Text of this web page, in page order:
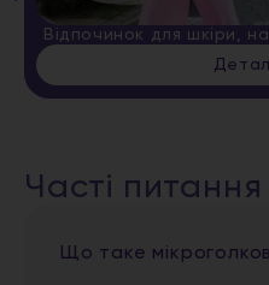
Відпочинок для шкіри,
Часті питання
Що таке